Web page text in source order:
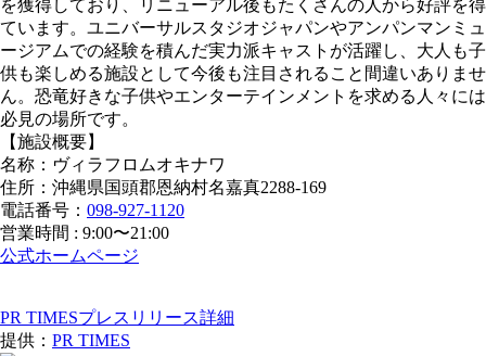
を獲得しており、リニューアル後もたくさんの人から好評を得
ています。ユニバーサルスタジオジャパンやアンパンマンミュ
ージアムでの経験を積んだ実力派キャストが活躍し、大人も子
供も楽しめる施設として今後も注目されること間違いありませ
ん。恐竜好きな子供やエンターテインメントを求める人々には
必見の場所です。
【施設概要】
名称：ヴィラフロムオキナワ
住所：沖縄県国頭郡恩納村名嘉真2288-169
電話番号： 098-927-1120
営業時間 : 9:00〜21:00
公式ホームページ
PR TIMESプレスリリース詳細
提供： PR TIMES